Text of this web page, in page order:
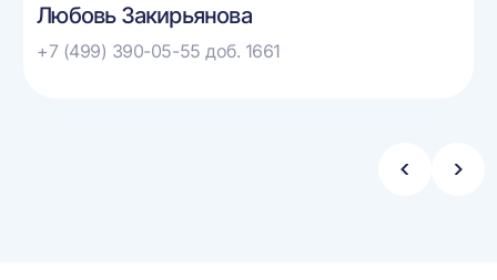
Любовь Закирьянова
+7 (499) 390-05-55 доб. 1661
Стрелка